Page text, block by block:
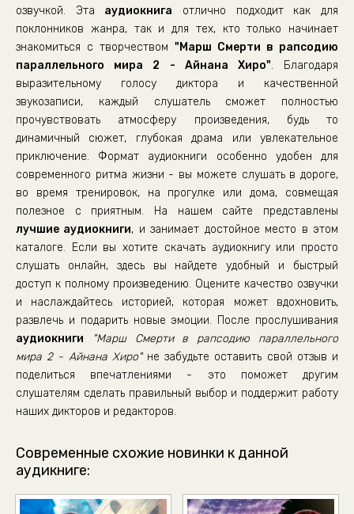
озвучкой. Эта аудиокнига отлично подходит как для
поклонников жанра, так и для тех, кто только начинает
знакомиться с творчеством "Марш Смерти в рапсодию
параллельного мира 2 - Айнана Хиро". Благодаря
выразительному голосу диктора и качественной
звукозаписи, каждый слушатель сможет полностью
прочувствовать атмосферу произведения, будь то
динамичный сюжет, глубокая драма или увлекательное
приключение. Формат аудиокниги особенно удобен для
современного ритма жизни - вы можете слушать в дороге,
во время тренировок, на прогулке или дома, совмещая
полезное с приятным. На нашем сайте представлены
лучшие аудиокниги, и занимает достойное место в этом
каталоге. Если вы хотите скачать аудиокнигу или просто
слушать онлайн, здесь вы найдете удобный и быстрый
доступ к полному произведению. Оцените качество озвучки
и наслаждайтесь историей, которая может вдохновить,
развлечь и подарить новые эмоции. После прослушивания
аудиокниги
"Марш Смерти в рапсодию параллельного
мира 2 - Айнана Хиро"не забудьте оставить свой отзыв и
поделиться впечатлениями - это поможет другим
слушателям сделать правильный выбор и поддержит работу
наших дикторов и редакторов.
Современные схожие новинки к данной
аудикниге: